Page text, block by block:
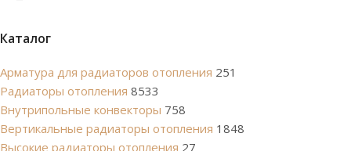
Каталог
Арматура для радиаторов отопления 251
Радиаторы отопления 8533
Внутрипольные конвекторы 758
Вертикальные радиаторы отопления 1848
Высокие радиаторы отопления 27